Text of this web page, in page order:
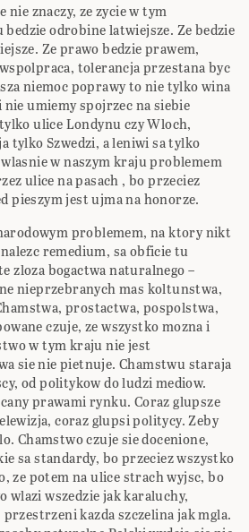
nie znaczy, ze zycie w tym
odrobine latwiejsze. Ze bedzie
Ze prawo bedzie prawem,
tolerancja przestana byc
niemoc poprawy to nie tylko wina
nie umiemy spojrzec na siebie
ulice Londynu czy Wloch,
tylko Szwedzi, a leniwi sa tylko
w naszym kraju problemem
ulice na pasach , bo przeciez
pieszym jest ujma na honorze.
problemem, na ktory nikt
remedium, sa obficie tu
zloza bogactwa naturalnego –
nieprzebranych mas koltunstwa,
prostactwa, pospolstwa,
czuje, ze wszystko mozna i
w tym kraju nie jest
sie nie pietnuje. Chamstwu staraja
od politykow do ludzi mediow.
prawami rynku. Coraz glupsze
coraz glupsi politycy. Zeby
Chamstwo czuje sie docenione,
sa standardy, bo przeciez wszystko
ze potem na ulice strach wyjsc, bo
wlazi wszedzie jak karaluchy,
kazda szczelina jak mgla.